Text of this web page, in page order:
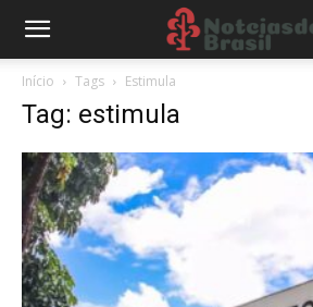
Início Tags Estimula
Tag: estimula